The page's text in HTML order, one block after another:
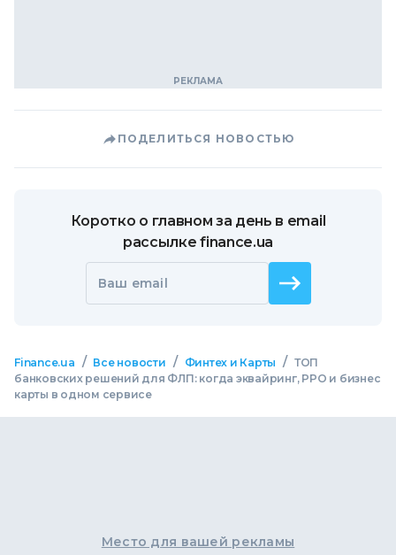
ПОДЕЛИТЬСЯ НОВОСТЬЮ
Коротко о главном за день в email
рассылке finance.ua
Ваш email
Finance.ua / Все новости / Финтех и Карты / ТОП
банковских решений для ФЛП: когда эквайринг, РРО и бизнес
карты в одном сервисе
Место для вашей рекламы